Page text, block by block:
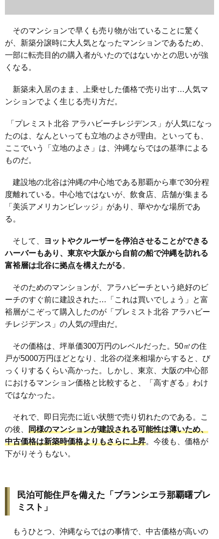
そのマンションで早くも売り物が出ていることに驚く
が、新築分譲時に大人気となったマンションであるため、
一部に転売目的の購入者がいたのではないかとの思いが強
くなる。
新築未入居のまま、上乗せした価格で売り出す…人気マ
ンションでよく生じる売り方だ。
「プレミスト北谷 アラハビーチレジデンス」が人気になっ
たのは、なんといっても立地のよさが理由。といっても、
ここでいう「立地のよさ」は、沖縄ならではの基準による
ものだ。
建設地の北谷は沖縄の中心地である那覇から車で30分程
度離れている。中心地ではないが、飲食店、店舗が集まる
「美浜アメリカンビレッジ」があり、華やかな場所であ
る。
そして、
ヨットやクルーザーを停泊させることができる
ハーバーもあり、東京や大阪から自前の船で沖縄を訪れる
富裕層は北谷に拠点を構えたがる。
そのためのマンションが、アラハビーチという絶好のビ
ーチのすぐ前に建設された…「これは買いでしょう」と富
裕層がこぞって購入したのが「プレミスト北谷 アラハビー
チレジデンス」の人気の理由だ。
その価格は、坪単価300万円のレベルだった。50㎡の住
戸が5000万円ほどとなり、北谷の従来相場からすると、び
っくりするくらい高かった。しかし、東京、大阪の中心部
におけるマンション価格と比較すると、「高すぎる」わけ
ではなかった。
それで、即日完売に近い状態で売り切れたのである。こ
の後、 同様のマンションが建設される可能性は薄いため、
中古価格は新築時価格よりもさらに上昇。今後も、価格が
下がりそうもない。
民泊可能住戸を備えた「ブランシエラ那覇曙プレ
ミスト」
もうひとつ、沖縄ならではの事情で、中古価格が高いの